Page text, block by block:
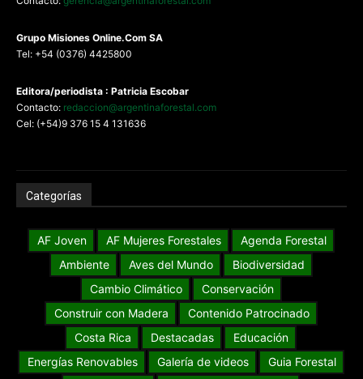
Grupo Misiones Online.Com SA
Tel: +54 (0376) 4425800
Editora/periodista : Patricia Escobar
Contacto: redaccion@argentinaforestal.com
Cel: (+54)9 376 15 4 131636
Categorías
AF Joven AF Mujeres Forestales
Agenda Forestal
Ambiente
Aves del Mundo
Biodiversidad
Cambio Climático
Conservación
Construir con Madera
Contenido Patrocinado
Costa Rica
Destacadas
Educación
Energías Renovables
Galería de videos
Guia Forestal